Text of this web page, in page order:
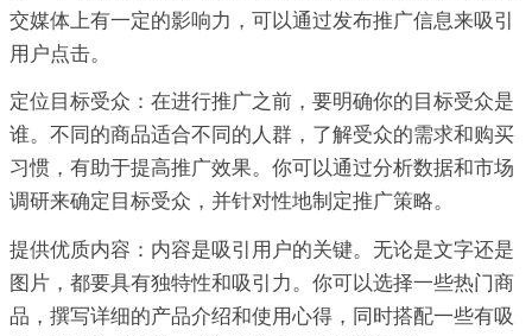
交媒体上有一定的影响力，可以通过发布推广信息来吸引
用户点击。
定位目标受众：在进行推广之前，要明确你的目标受众是
谁。不同的商品适合不同的人群，了解受众的需求和购买
习惯，有助于提高推广效果。你可以通过分析数据和市场
调研来确定目标受众，并针对性地制定推广策略。
提供优质内容：内容是吸引用户的关键。无论是文字还是
图片，都要具有独特性和吸引力。你可以选择一些热门商
品，撰写详细的产品介绍和使用心得，同时搭配一些有吸